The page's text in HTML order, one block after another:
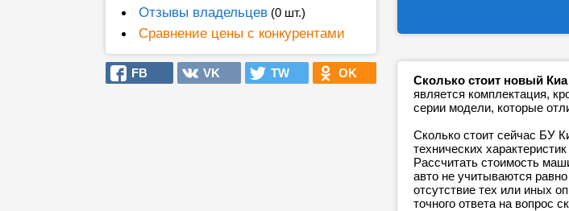
Отзывы владельцев (0 шт.)
Сравнение цены с конкурентами
FB VK TW OK
Сколько стоит новый
является комплектация,
серии модели, которые
Сколько стоит сейчас БУ
технических
Рассчитать стоимость
авто не учитываются
отсутствие тех или иных
точного ответа на вопрос